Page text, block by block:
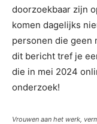
doorzoekbaar zijn
komen dagelijks
personen die geen
dit bericht tref je
die in mei 2024
onderzoek!
Vrouwen aan het werk,